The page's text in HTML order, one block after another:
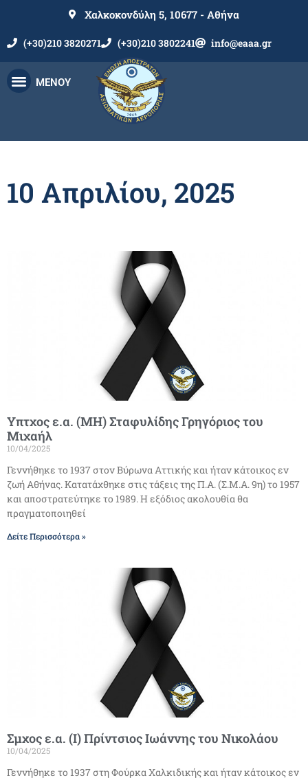
Χαλκοκονδύλη 5, 10677 - Αθήνα
(+30)210 3820271 (+30)210 3802241 info@eaaa.gr
ΜΕΝΟΥ
10 Απριλίου, 2025
Υπτχος ε.α. (ΜΗ) Σταφυλίδης Γρηγόριος του
Μιχαήλ
10/04/2025
Γεννήθηκε το 1937 στον Βύρωνα Αττικής και ήταν κάτοικος εν
ζωή Αθήνας. Κατατάχθηκε στις τάξεις της Π.Α. (Σ.Μ.Α. 9η) το 1957
και αποστρατεύτηκε το 1989. H εξόδιος ακολουθία θα
πραγματοποιηθεί
Δείτε Περισσότερα »
Σμχος ε.α. (Ι) Πρίντσιος Ιωάννης του Νικολάου
10/04/2025
Γεννήθηκε το 1937 στη Φούρκα Χαλκιδικής και ήταν κάτοικος εν